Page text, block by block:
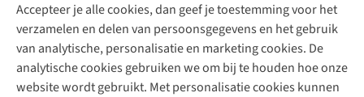
Accepteer je alle cookies, dan geef je toestemming voor het
verzamelen en delen van persoonsgegevens en het gebruik
van analytische, personalisatie en marketing cookies. De
analytische cookies gebruiken we om bij te houden hoe onze
website wordt gebruikt. Met personalisatie cookies kunnen
+31 (0)85 888 50 88
+31 6 12 28 49 80
Contactformulier